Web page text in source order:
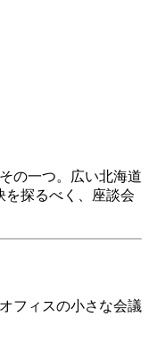
の一つ。広い北海道
を探るべく、座談会
フィスの小さな会議